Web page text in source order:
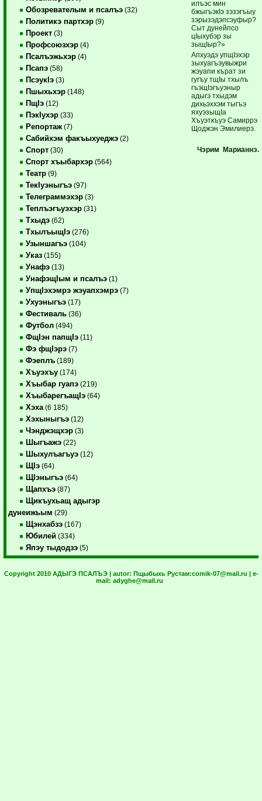
Обозревателым и псалъэ (32)
Политикэ партхэр (9)
Проект (3)
Профсоюзхэр (4)
Псалъэжьхэр (4)
Псапэ (58)
ПсэукIэ (3)
Пшыхьхэр (148)
ПщIэ (12)
ПэкIухэр (33)
Репортаж (7)
Сабийхэм факъыхуеджэ (2)
Спорт (30)
Спорт хъыбархэр (564)
Театр (9)
ТекIуэныгъэ (97)
Телеграммэхэр (3)
Теплъэгъуэхэр (31)
Тхыдэ (62)
ТхылъыщIэ (276)
Узыншагъэ (104)
Указ (155)
Унафэ (13)
УнафэщIым и псалъэ (1)
УпщIэхэмрэ жэуапхэмрэ (7)
Ухуэныгъэ (17)
Фестиваль (36)
Футбол (494)
ФщIэн папщIэ (11)
Фэ фщIэрэ (7)
Фэеплъ (189)
Хъуэхъу (174)
Хъыбар гуапэ (219)
ХъыбарегъащIэ (64)
Хэха (6 185)
Хэхыныгъэ (12)
Чэнджэщхэр (3)
Шыгъажэ (22)
Шыхулъагъуэ (12)
ЩIэ (64)
ЩIэныгъэ (64)
Щапхъэ (87)
Щикъухьащ адыгэр
дунеижьым (29)
Щэнхабзэ (167)
Юбилей (334)
Япэу тыдодзэ (5)
илъэс мин
бжыгъэкIэ зэзэгъыу
зэрызэдэпсэуфыр?
Сыт дунейпсо
цIыхубэр зы
зыщIыр?»
Апхуэдэ упщIэхэр
зыхуагъэувыжри
жэуапи кърат зи
гугъу тщIы тхылъ
гъэщIэгъуэныр
адыгэ тхыдэм
дихьэххэм тыгъэ
яхуэзыщIа
Хъуэткъуэ Самиррэ
Щоджэн Эмилиерэ.
Чэрим Марианнэ.
Copyright 2010 АДЫГЭ ПСАЛЪЭ | autor: Пщыбыхь Рустам:comik-07@mail.ru | e-
mail: adyghe@mail.ru